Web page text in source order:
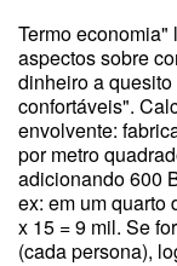
Termo economia"
aspectos sobre
dinheiro a
confortáveis".
envolvente:
por metro
adicionando 600
ex: em um quarto
x 15 = 9 mil. Se
(cada persona),